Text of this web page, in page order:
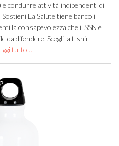
e condurre attività indipendenti di
La Salute tiene banco il
la consapevolezza che il SSN è
da difendere. Scegli la t-shirt
tutto...